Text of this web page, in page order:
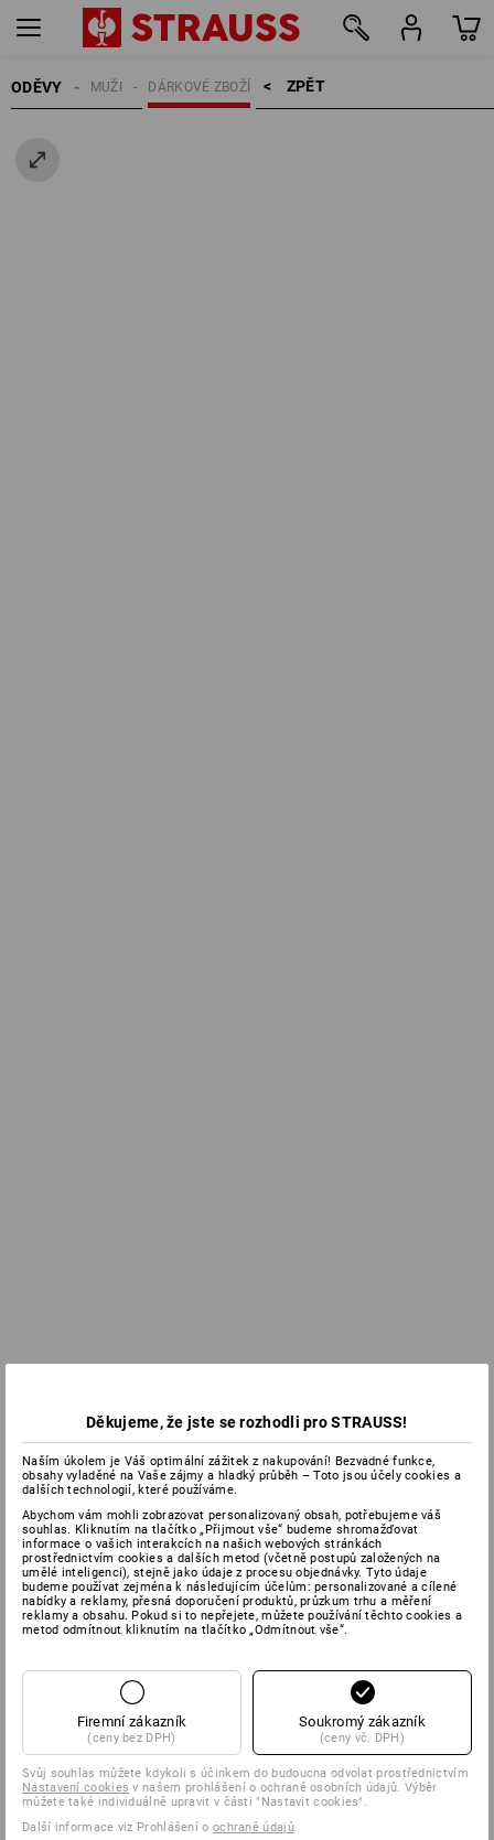
ODĚVY ZPĚT    >
DÁRKOVÉ ZBOŽÍ
MUŽI
Děkujeme, že jste se rozhodli pro STRAUSS!
Naším úkolem je Váš optimální zážitek z nakupování! Bezvadné funkce,
obsahy vyladěné na Vaše zájmy a hladký průběh – Toto jsou účely cookies a
dalších technologií, které používáme.
Abychom vám mohli zobrazovat personalizovaný obsah, potřebujeme váš
souhlas. Kliknutím na tlačítko „Přijmout vše“ budeme shromažďovat
informace o vašich interakcích na našich webových stránkách
prostřednictvím cookies a dalších metod (včetně postupů založených na
umělé inteligenci), stejně jako údaje z procesu objednávky. Tyto údaje
budeme používat zejména k následujícím účelům: personalizované a cílené
nabídky a reklamy, přesná doporučení produktů, průzkum trhu a měření
reklamy a obsahu. Pokud si to nepřejete, můžete používání těchto cookies a
metod odmítnout kliknutím na tlačítko „Odmítnout vše“.
Firemní zákazník
(ceny bez DPH)
Soukromý zákazník
(ceny vč. DPH)
Svůj souhlas můžete kdykoli s účinkem do budoucna odvolat prostřednictvím
Nastavení cookies v našem prohlášení o ochraně osobních údajů. Výběr
můžete také individuálně upravit v části "Nastavit cookies".
Další informace viz Prohlášení o ochraně údajů.